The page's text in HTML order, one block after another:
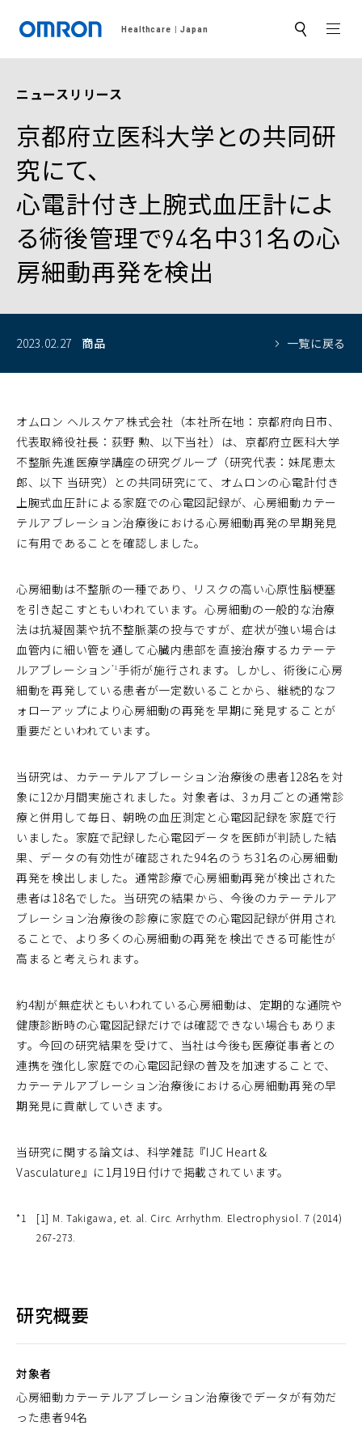
Healthcare Japan サ
ト
ニュースリリース
京都府立医科大学との共同研
究にて、
心電計付き上腕式血圧計によ
る術後管理で94名中31名の心
房細動再発を検出
2023.02.27 商品 一覧に戻る
オムロン ヘルスケア株式会社（本社所在地：京都府向日市、
代表取締役社長：荻野 勲、以下当社）は、京都府立医科大学
不整脈先進医療学講座の研究グループ（研究代表：妹尾恵太
郎、以下 当研究）との共同研究にて、オムロンの心電計付き
上腕式血圧計による家庭での心電図記録が、心房細動カテー
テルアブレーション治療後における心房細動再発の早期発見
に有用であることを確認しました。
心房細動は不整脈の一種であり、リスクの高い心原性脳梗塞
を引き起こすともいわれています。心房細動の一般的な治療
法は抗凝固薬や抗不整脈薬の投与ですが、症状が強い場合は
血管内に細い管を通して心臓内患部を直接治療するカテーテ
ルアブレーション *1 手術が施行されます。しかし、術後に心房
細動を再発している患者が一定数いることから、継続的なフ
ォローアップにより心房細動の再発を早期に発見することが
重要だといわれています。
当研究は、カテーテルアブレーション治療後の患者128名を対
象に12か月間実施されました。対象者は、3ヵ月ごとの通常診
療と併用して毎日、朝晩の血圧測定と心電図記録を家庭で行
いました。家庭で記録した心電図データを医師が判読した結
果、データの有効性が確認された94名のうち31名の心房細動
再発を検出しました。通常診療で心房細動再発が検出された
患者は18名でした。当研究の結果から、今後のカテーテルア
ブレーション治療後の診療に家庭での心電図記録が併用され
ることで、より多くの心房細動の再発を検出できる可能性が
高まると考えられます。
約4割が無症状ともいわれている心房細動は、定期的な通院や
健康診断時の心電図記録だけでは確認できない場合もありま
す。今回の研究結果を受けて、当社は今後も医療従事者との
連携を強化し家庭での心電図記録の普及を加速することで、
カテーテルアブレーション治療後における心房細動再発の早
期発見に貢献していきます。
当研究に関する論文は、科学雑誌『IJC Heart &
Vasculature』に1月19日付けで掲載されています。
*1
[1] M. Takigawa, et. al. Circ. Arrhythm. Electrophysiol. 7 (2014)
267-273.
研究概要
対象者
心房細動カテーテルアブレーション治療後でデータが有効だ
った患者94名